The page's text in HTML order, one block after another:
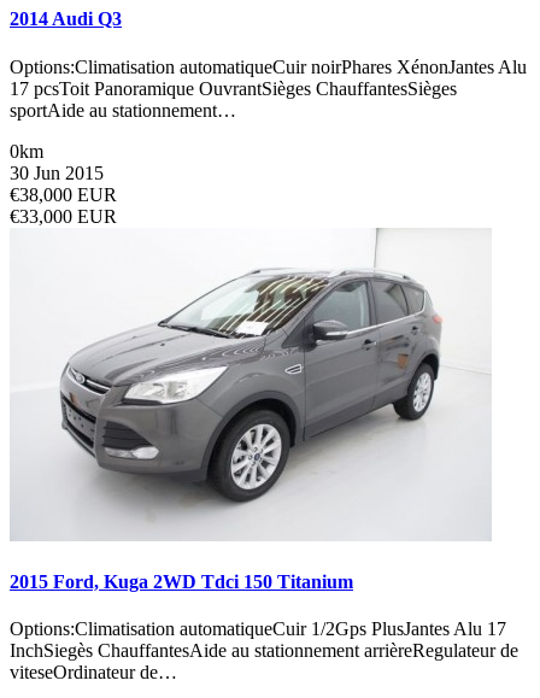
2014 Audi Q3
Options:Climatisation automatiqueCuir noirPhares XénonJantes Alu
17 pcsToit Panoramique OuvrantSièges ChauffantesSièges
sportAide au stationnement…
0km
30 Jun 2015
€38,000 EUR
€33,000 EUR
2015 Ford, Kuga 2WD Tdci 150 Titanium
Options:Climatisation automatiqueCuir 1/2Gps PlusJantes Alu 17
InchSiegès ChauffantesAide au stationnement arrièreRegulateur de
viteseOrdinateur de…